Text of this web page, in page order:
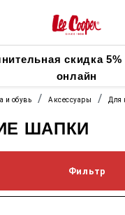
скидка 5%
онлайн
и обувь Аксессуары Для
ШАПКИ
Фильтр